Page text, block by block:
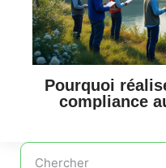
Pourquoi
compliance